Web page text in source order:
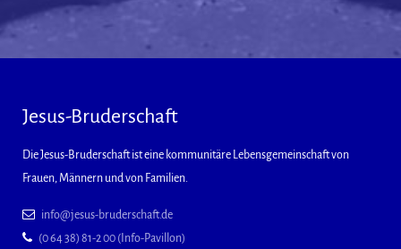
Jesus-Bruderschaft
Die Jesus-Bruderschaft ist eine kommunitäre Lebensgemeinschaft von
Frauen, Männern und von Familien.
info@jesus-bruderschaft.de
(0 64 38) 81-2 00 (Info-Pavillon)